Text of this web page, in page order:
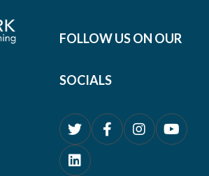
FOLLOW US ON OUR
SOCIALS